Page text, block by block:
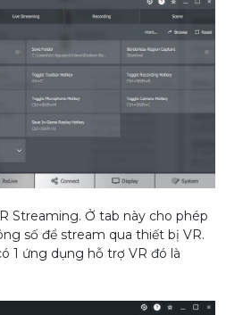
Streaming. Ở tab này cho phép
số để stream qua thiết bị VR.
1 ứng dụng hỗ trợ VR đó là